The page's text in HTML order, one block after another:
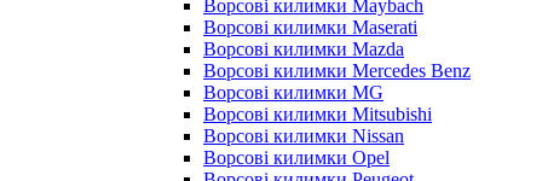
Ворсові килимки Maybach
Ворсові килимки Maserati
Ворсові килимки Mazda
Ворсові килимки Mercedes Benz
Ворсові килимки MG
Ворсові килимки Mitsubishi
Ворсові килимки Nissan
Ворсові килимки Opel